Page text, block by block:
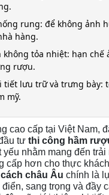
rung: để không ảnh
hàng.
không tỏa nhiệt: hạn chế
rượu.
tiết lưu trữ và trưng bày:
mỹ.
cao cấp tại Việt Nam,
tư thi công hầm
nhằm mang đến trải
cấp hơn cho thực
châu Âu chính là
sang trọng và đầy